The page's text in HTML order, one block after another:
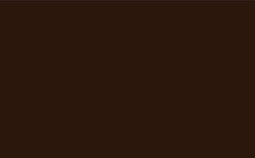
por el mundo western.
prendas vaquera diseñadas
los hombres.
es la prenda básica para un